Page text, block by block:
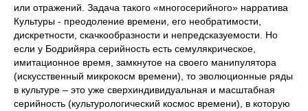
или отражений. Задача такого «многосерийного» нарратива
Культуры - преодоление времени, его необратимости,
дискретности, скачкообразности и непредсказуемости. Но
если у Бодрийяра серийность есть семулякрическое,
имитационное время, замкнутое на своего манипулятора
(искусственный микрокосм времени), то эволюционные ряды
в культуре – это уже сверхиндивидуальная и масштабная
серийность (культурологический космос времени), в которую